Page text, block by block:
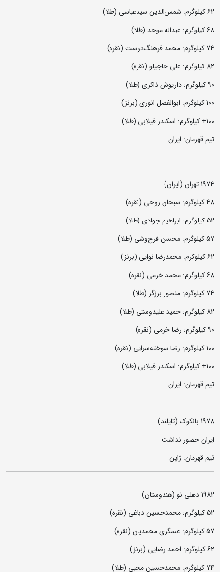
62 کیلوگرم: شمس‌الدین سیدعباسی (طلا)
68 کیلوگرم: عبداله موحد (طلا)
74 کیلوگرم: محمد فرهنگ‌دوست (نقره)
82 کیلوگرم: علی حاجیلو (نقره)
90 کیلوگرم: داریوش ذاکری (طلا)
100 کیلوگرم: ابوالفضل انوری (برنز)
100+ کیلوگرم: اسکندر فیلابی (طلا)
تیم قهرمان: ایران
1974 تهران (ایران)
48 کیلوگرم: سبحان روحی (نقره)
52 کیلوگرم: ابراهیم جوادی (طلا)
57 کیلوگرم: محسن فرح‌وشی (طلا)
62 کیلوگرم: محمدرضا نوایی (برنز)
68 کیلوگرم: محمد خرمی (نقره)
74 کیلوگرم: منصور برزگر (طلا)
82 کیلوگرم: حمید علیدوستی (طلا)
90 کیلوگرم: رضا خرمی (نقره)
100 کیلوگرم: رضا سوخته‌سرایی (نقره)
100+ کیلوگرم: اسکندر فیلابی (طلا)
تیم قهرمان: ایران
1978 بانکوک (تایلند)
ایران حضور نداشت
تیم قهرمان: ژاپن
1982 دهلی نو (هندوستان)
52 کیلوگرم: محمدحسین دباغی (نقره)
57 کیلوگرم: عسگری محمدیان (نقره)
62 کیلوگرم: احمد رضایی (برنز)
74 کیلوگرم: محمدحسین محبی (طلا)